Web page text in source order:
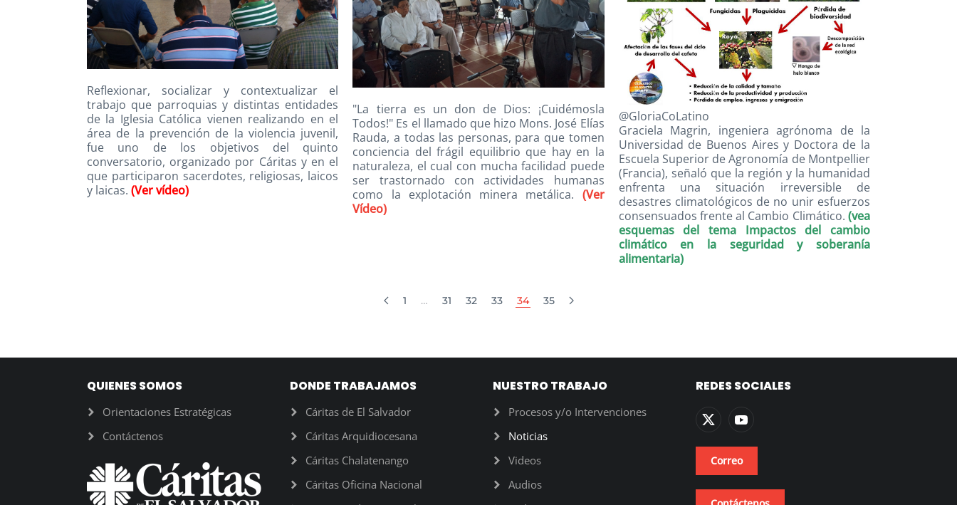
Reflexionar, socializar y contextualizar el
trabajo que parroquias y distintas entidades
de la Iglesia Católica vienen realizando en el
área de la prevención de la violencia juvenil,
fue uno de los objetivos del quinto
conversatorio, organizado por Cáritas y en el
que participaron sacerdotes, religiosas, laicos
y laicas. (Ver vídeo)
"La tierra es un don de Dios: ¡Cuidémosla
Todos!" Es el llamado que hizo Mons. José Elías
Rauda, a todas las personas, para que tomen
conciencia del frágil equilibrio que hay en la
naturaleza, el cual con mucha facilidad puede
ser trastornado con actividades humanas
como la explotación minera metálica. (Ver
Vídeo)
@GloriaCoLatino
Graciela Magrin, ingeniera agrónoma de la
Universidad de Buenos Aires y Doctora de la
Escuela Superior de Agronomía de Montpellier
(Francia), señaló que la región y la humanidad
enfrenta una situación irreversible de
desastres climatológicos de no unir esfuerzos
consensuados frente al Cambio Climático. (vea
esquemas del tema Impactos del cambio
climático en la seguridad y soberanía
alimentaria)
1 … 31 32 33 34 35
QUIENES SOMOS
Orientaciones Estratégicas
Contáctenos
DONDE TRABAJAMOS
Cáritas de El Salvador
Cáritas Arquidiocesana
Cáritas Chalatenango
Cáritas Oficina Nacional
NUESTRO TRABAJO
Procesos y/o Intervenciones
Noticias
Videos
Audios
REDES SOCIALES
Correo